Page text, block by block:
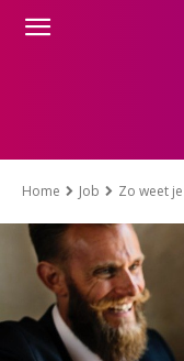
Home Job Zo weet